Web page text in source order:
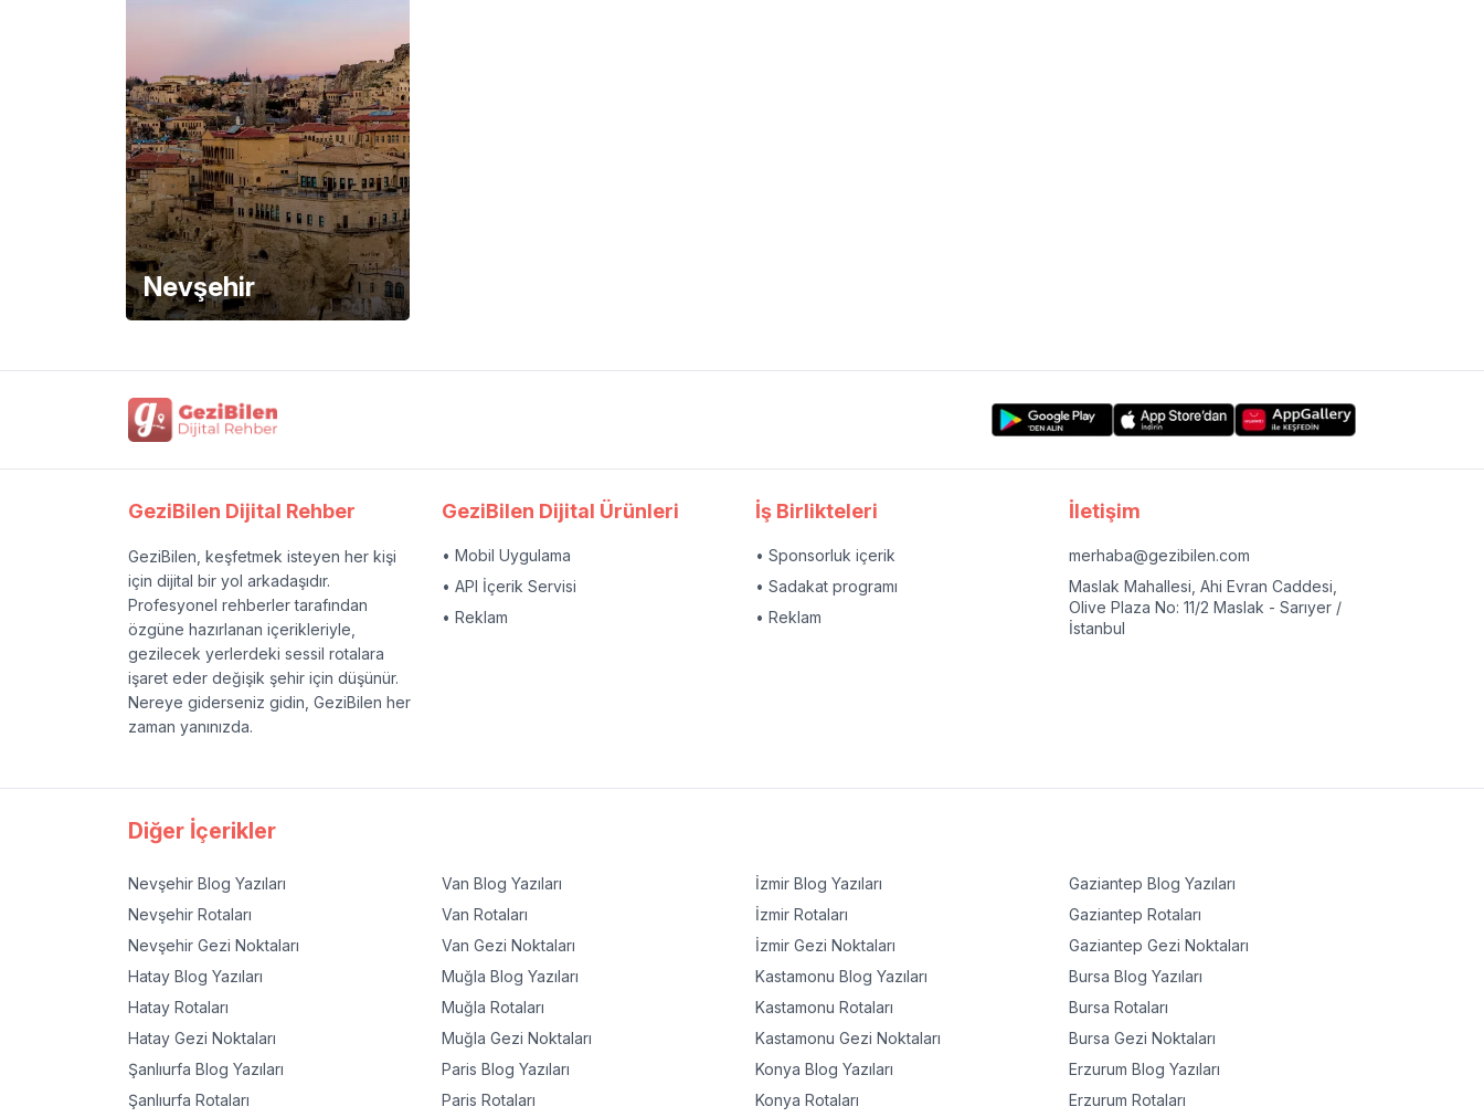
Nevşehir
GeziBilen Dijital Rehber
GeziBilen, keşfetmek isteyen her kişi
için dijital bir yol arkadaşıdır.
Profesyonel rehberler tarafından
özgüne hazırlanan içerikleriyle,
gezilecek yerlerdeki sessil rotalara
işaret eder değişik şehir için düşünür.
Nereye giderseniz gidin, GeziBilen her
zaman yanınızda.
GeziBilen Dijital Ürünleri
• Mobil Uygulama
• API İçerik Servisi
• Reklam
İş Birlikteleri
• Sponsorluk içerik
• Sadakat programı
• Reklam
İletişim
merhaba@gezibilen.com
Maslak Mahallesi, Ahi Evran Caddesi,
Olive Plaza No: 11/2 Maslak - Sarıyer /
İstanbul
Diğer İçerikler
Nevşehir Blog Yazıları
Nevşehir Rotaları
Nevşehir Gezi Noktaları
Hatay Blog Yazıları
Hatay Rotaları
Hatay Gezi Noktaları
Şanlıurfa Blog Yazıları
Şanlıurfa Rotaları
Van Blog Yazıları
Van Rotaları
Van Gezi Noktaları
Muğla Blog Yazıları
Muğla Rotaları
Muğla Gezi Noktaları
Paris Blog Yazıları
Paris Rotaları
İzmir Blog Yazıları
İzmir Rotaları
İzmir Gezi Noktaları
Kastamonu Blog Yazıları
Kastamonu Rotaları
Kastamonu Gezi Noktaları
Konya Blog Yazıları
Konya Rotaları
Gaziantep Blog Yazıları
Gaziantep Rotaları
Gaziantep Gezi Noktaları
Bursa Blog Yazıları
Bursa Rotaları
Bursa Gezi Noktaları
Erzurum Blog Yazıları
Erzurum Rotaları